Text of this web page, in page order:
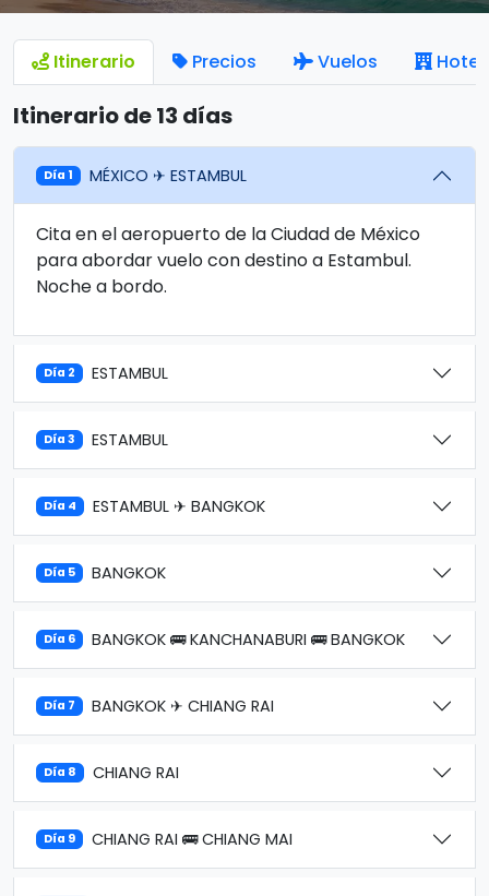
Itinerario Precios Vuelos
Itinerario de 13 días
Día 1 MÉXICO ✈ ESTAMBUL
Cita en el aeropuerto de la Ciudad de México
para abordar vuelo con destino a Estambul.
Noche a bordo.
Día 2 ESTAMBUL
Día 3 ESTAMBUL
Día 4 ESTAMBUL ✈ BANGKOK
Día 5 BANGKOK
Día 6 BANGKOK 🚌 KANCHANABURI 🚌 BANGKOK
Día 7 BANGKOK ✈ CHIANG RAI
Día 8 CHIANG RAI
Día 9 CHIANG RAI 🚌 CHIANG MAI